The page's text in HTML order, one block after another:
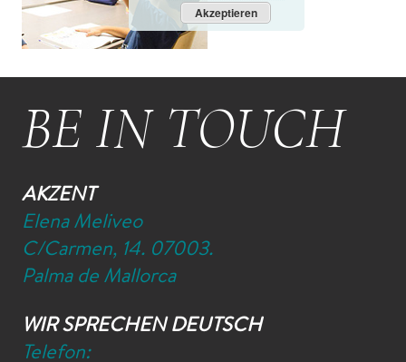
BE IN TOUCH
AKZENT
Elena Meliveo
C/Carmen, 14. 07003.
Palma de Mallorca
WIR SPRECHEN DEUTSCH
Telefon:
Akzeptieren